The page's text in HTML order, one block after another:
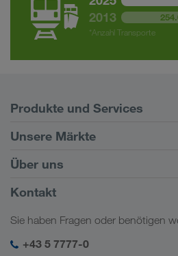
2013
*Anzahl Transporte
Produkte und Services
Straßentransporte
Kundenportal CONNECT
Digitale Lösungen
Branchenlösungen
Unsere Märkte
Europa
Kaukasus
Zentralasien
Naher Osten
Über uns
Firmeninformation
Soziale Verantwortung
SHEQ-Management
Kontakt
Sie haben Fragen oder benötigen
+43 5 7777-0